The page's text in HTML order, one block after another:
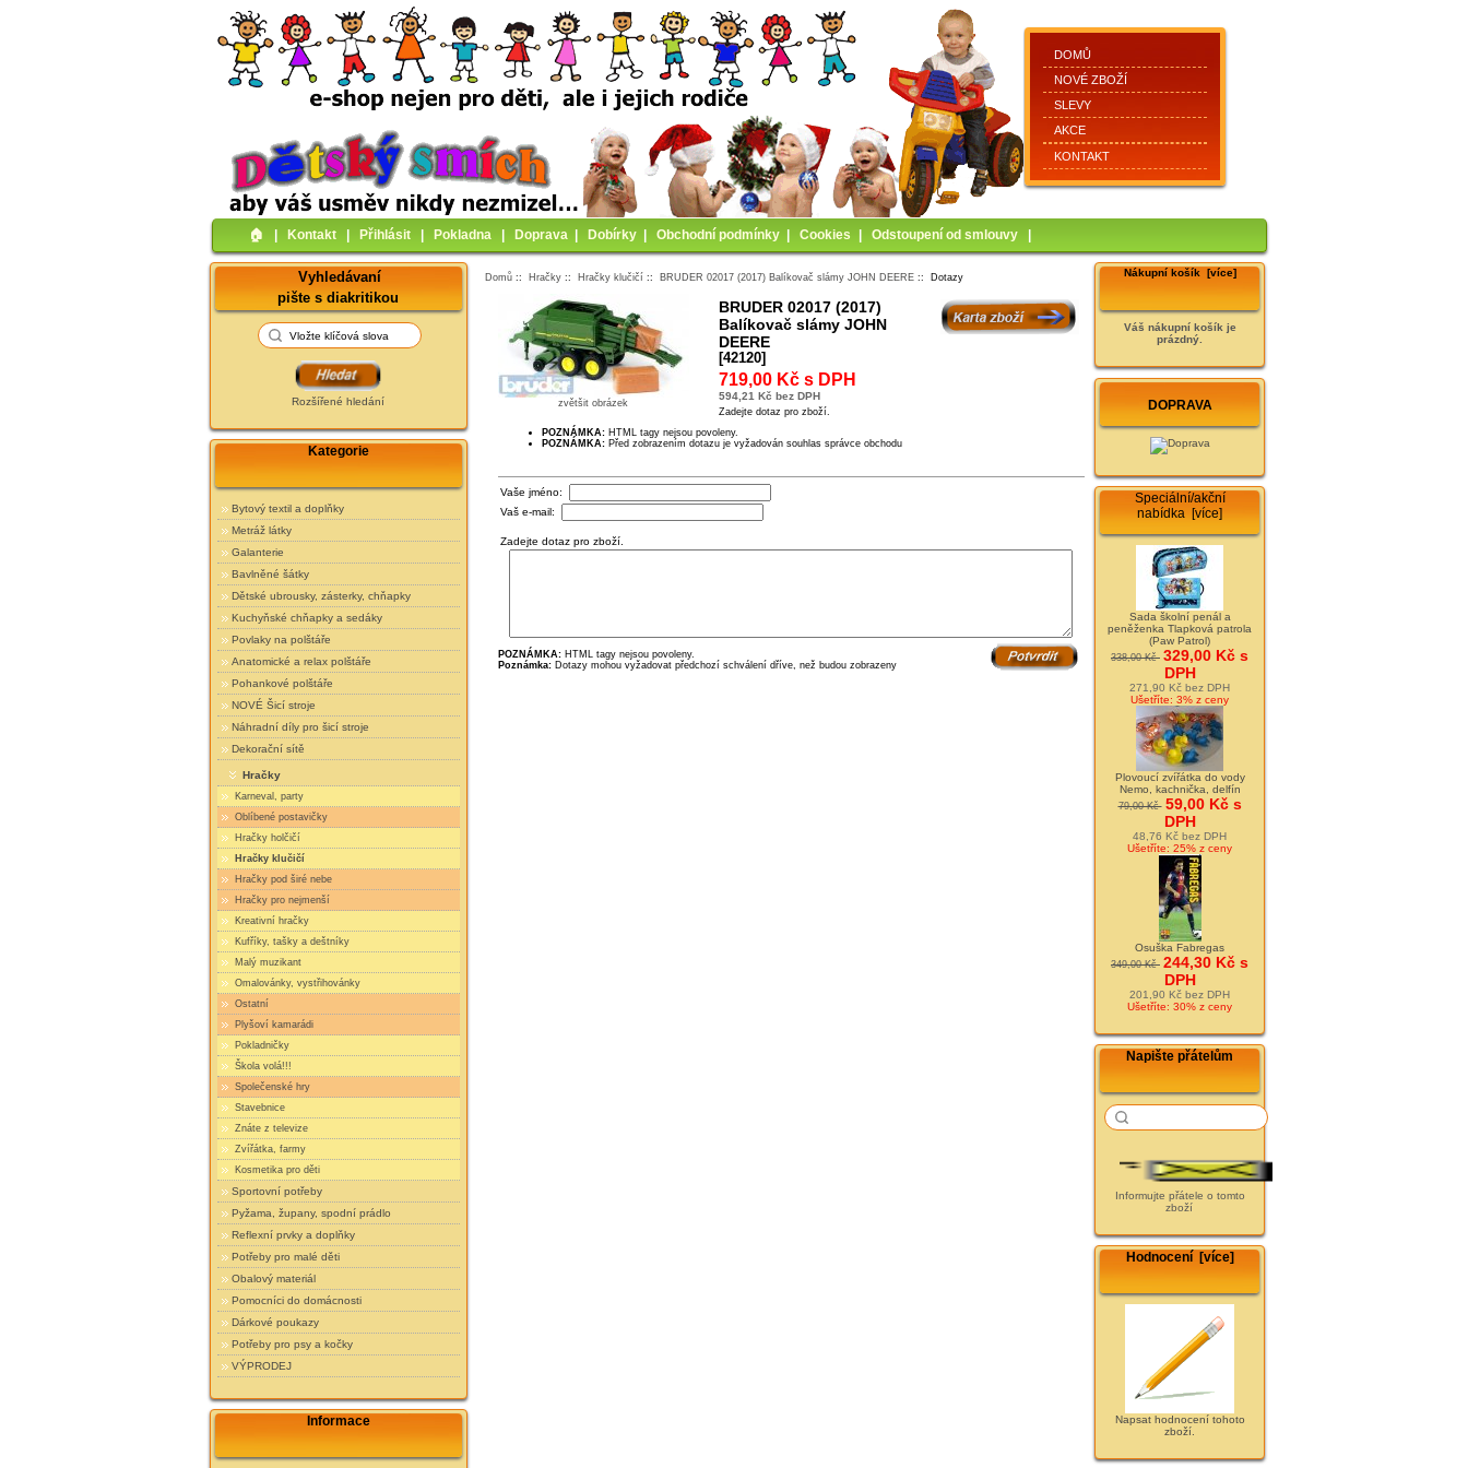
DOMŮ
NOVÉ ZBOŽÍ
SLEVY
AKCE
KONTAKT
🏠︎ Kontakt Přihlásit Pokladna Doprava Dobírky Obchodní podmínky Cookies Odstoupení od smlouvy
Vyhledávaní
pište s diakritikou
Rozšířené hledání
Kategorie
Bytový textil a doplňky
Metráž látky
Galanterie
Bavlněné šátky
Dětské ubrousky, zásterky, chňapky
Kuchyňské chňapky a sedáky
Povlaky na polštáře
Anatomické a relax polštáře
Pohankové polštáře
NOVÉ Šicí stroje
Náhradní díly pro šicí stroje
Dekorační sítě
Hračky
Karneval, party
Oblíbené postavičky
Hračky holčičí
Hračky klučičí
Hračky pod širé nebe
Hračky pro nejmenší
Kreativní hračky
Kufříky, tašky a deštníky
Malý muzikant
Omalovánky, vystřihovánky
Ostatní
Plyšoví kamarádi
Pokladničky
Škola volá!!!
Společenské hry
Stavebnice
Znáte z televize
Zvířátka, farmy
Kosmetika pro děti
Sportovní potřeby
Pyžama, župany, spodní prádlo
Reflexní prvky a doplňky
Potřeby pro malé děti
Obalový materiál
Pomocníci do domácnosti
Dárkové poukazy
Potřeby pro psy a kočky
VÝPRODEJ
Informace
Domů :: Hračky :: Hračky klučičí :: BRUDER 02017 (2017) Balíkovač slámy JOHN DEERE :: Dotazy
zvětšit obrázek
BRUDER 02017 (2017)
Balíkovač slámy JOHN
DEERE
[42120]
719,00 Kč s DPH
594,21 Kč bez DPH
Zadejte dotaz pro zboží.
POZNÁMKA:HTML tagy nejsou povoleny.
POZNÁMKA:Před zobrazením dotazu je vyžadován souhlas správce obchodu
Vaše jméno:
Vaš e-mail:
Zadejte dotaz pro zboží.
POZNÁMKA:HTML tagy nejsou povoleny.
Poznámka:Dotazy mohou vyžadovat předchozí schválení dříve, než budou zobrazeny
Nákupní košík [více]
Váš nákupní košík je
prázdný.
DOPRAVA
Speciální/akční
nabídka [více]
Sada školní penál a
peněženka Tlapková patrola
(Paw Patrol)
338,00 Kč 329,00 Kč s
DPH
271,90 Kč bez DPH
Ušetříte: 3% z ceny
Plovoucí zvířátka do vody
Nemo, kachnička, delfín
79,00 Kč 59,00 Kč s
DPH
48,76 Kč bez DPH
Ušetříte: 25% z ceny
Osuška Fabregas
349,00 Kč 244,30 Kč s
DPH
201,90 Kč bez DPH
Ušetříte: 30% z ceny
Napište přátelům
Informujte přátele o tomto
zboží
Hodnocení [více]
Napsat hodnocení tohoto
zboží.